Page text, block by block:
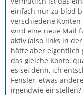
einfach nur zu blöd
verschiedene
wird eine neue Mail
aktiv (also links in
hätte aber
das gleiche Konto,
es sei denn, ich
Fenster, etwas
irgendwie einstellen?